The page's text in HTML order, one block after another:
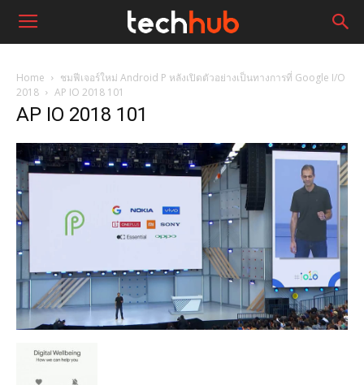
Home
ชมฟีเจอร์ใหม่ Android P หลังเปิดตัวอย่างเป็นทางการที่ Google I/O
2018
AP IO 2018 101
AP IO 2018 101